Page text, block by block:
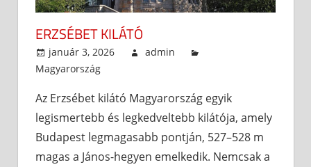
ERZSÉBET KILÁTÓ
január 3, 2026
admin
Magyarország
Az Erzsébet kilátó Magyarország egyik
legismertebb és legkedveltebb kilátója, amely
Budapest legmagasabb pontján, 527–528 m
magas a János-hegyen emelkedik. Nemcsak a